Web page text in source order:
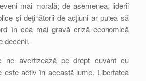
mai morală; de asemenea, liderii
şi deţinătorii de acţiuni ar putea să
în cea mai gravă criză economică
decenii.
ne avertizează pe drept cuvânt cu
este activ în această lume. Libertatea